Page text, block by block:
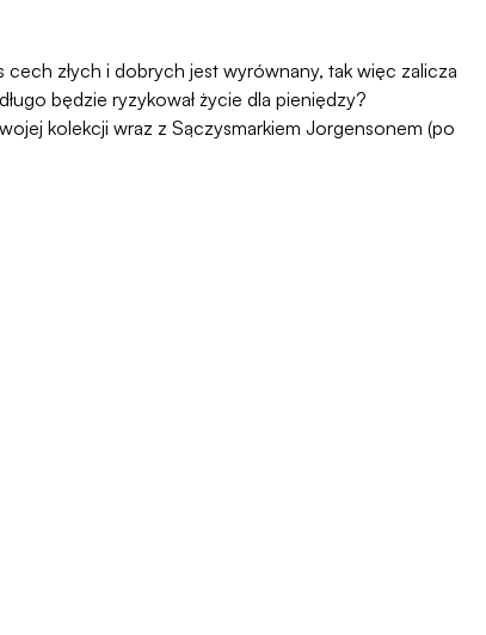
złych i dobrych jest wyrównany, tak więc zalicza
będzie ryzykował życie dla pieniędzy?
kolekcji wraz z Sączysmarkiem Jorgensonem (po